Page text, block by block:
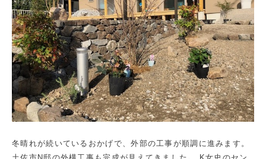
冬晴れが続いているおかげで、外部の工事が順調に進みます。